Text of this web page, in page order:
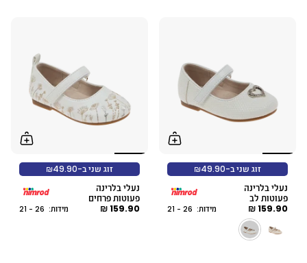
זוג שני ב-₪49.90
נעלי בלרינה
פעוטות לב
159.90 ₪
מידות: 26 - 21
זוג שני ב-₪49.90
נעלי בלרינה
פעוטות פרחים
159.90 ₪
מידות: 26 - 21